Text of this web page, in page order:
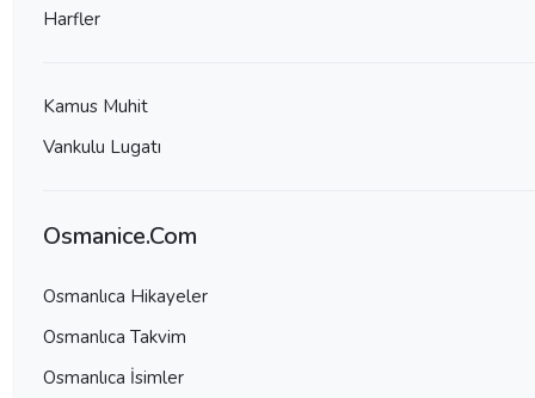
Harfler
Kamus Muhit
Vankulu Lugatı
Osmanice.Com
Osmanlıca Hikayeler
Osmanlıca Takvim
Osmanlıca İsimler